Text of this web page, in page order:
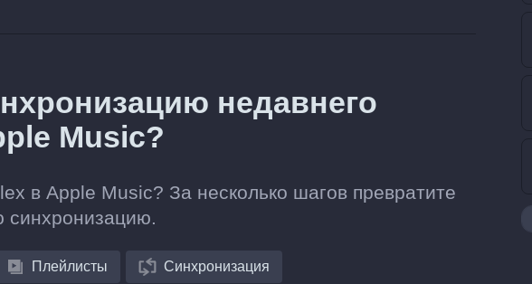
недавнего
Music?
в Apple Music? За несколько шагов превратите
синхронизацию.
Плейлисты Синхронизация